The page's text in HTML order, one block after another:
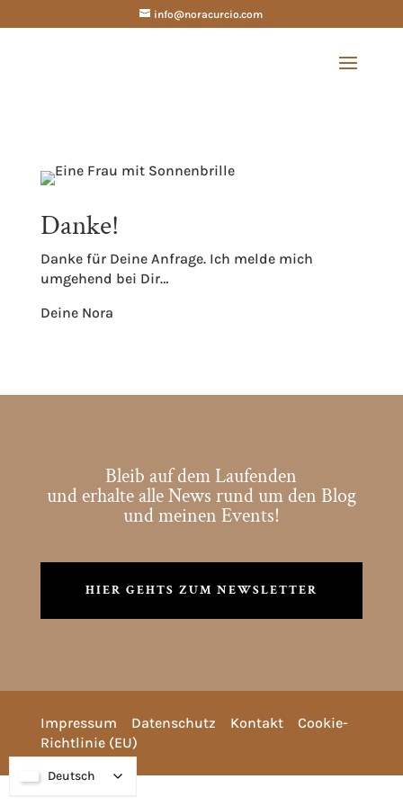
info@noracurcio.com
Danke!
Danke für Deine Anfrage. Ich melde mich
umgehend bei Dir…
Deine Nora
Bleib auf dem Laufenden
und erhalte alle News rund um den Blog
und meinen Events!
HIER GEHTS ZUM NEWSLETTER
Impressum Datenschutz Kontakt
Cookie-
Richtlinie (EU)
Deutsch
Deutsch